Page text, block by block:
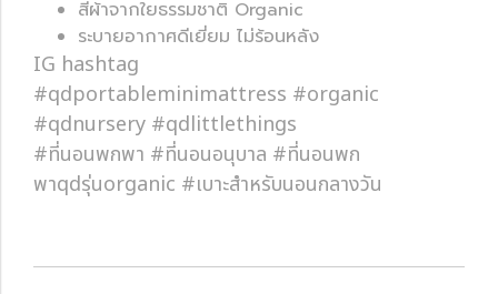
สีผ้าจากใยธรรมชาติ Organic
ระบายอากาศดีเยี่ยม ไม่ร้อนหลัง
IG hashtag
#qdportableminimattress #organic
#qdnursery #qdlittlethings
#ที่นอนพกพา #ที่นอนอนุบาล #ที่นอนพก
พาqdรุ่นorganic #เบาะสำหรับนอนกลางวัน